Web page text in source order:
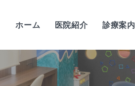
ホーム 医院紹介
当院の特徴
診療案内